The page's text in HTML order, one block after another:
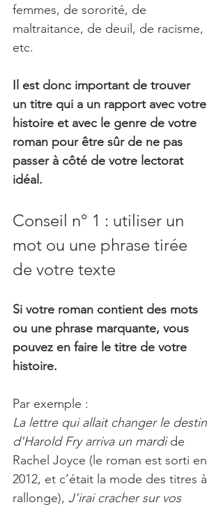
femmes, de sororité, de
maltraitance, de deuil, de racisme,
etc.
Il est donc important de trouver
un titre qui a un rapport avec votre
histoire et avec le genre de votre
roman pour être sûr de ne pas
passer à côté de votre lectorat
idéal.
Conseil n° 1 : utiliser un
mot ou une phrase tirée
de votre texte
Si votre roman contient des mots
ou une phrase marquante, vous
pouvez en faire le titre de votre
histoire.
Par exemple :
La lettre qui allait changer le destin
d'Harold Fry arriva un mardi de
Rachel Joyce (le roman est sorti en
2012, et c’était la mode des titres à
rallonge), J'irai cracher sur vos